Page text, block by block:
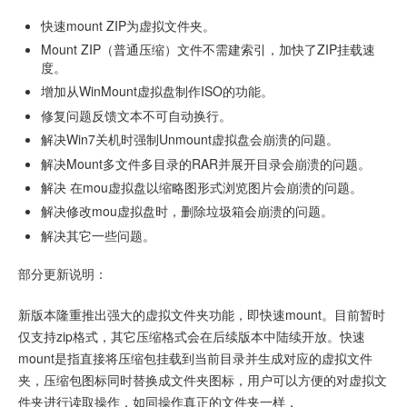
快速mount ZIP为虚拟文件夹。
Mount ZIP（普通压缩）文件不需建索引，加快了ZIP挂载速
度。
增加从WinMount虚拟盘制作ISO的功能。
修复问题反馈文本不可自动换行。
解决Win7关机时强制Unmount虚拟盘会崩溃的问题。
解决Mount多文件多目录的RAR并展开目录会崩溃的问题。
解决 在mou虚拟盘以缩略图形式浏览图片会崩溃的问题。
解决修改mou虚拟盘时，删除垃圾箱会崩溃的问题。
解决其它一些问题。
部分更新说明：
新版本隆重推出强大的虚拟文件夹功能，即快速mount。目前暂时
仅支持zip格式，其它压缩格式会在后续版本中陆续开放。快速
mount是指直接将压缩包挂载到当前目录并生成对应的虚拟文件
夹，压缩包图标同时替换成文件夹图标，用户可以方便的对虚拟文
件夹进行读取操作，如同操作真正的文件夹一样，